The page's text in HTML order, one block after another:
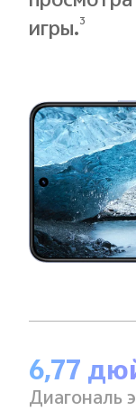
игры.3
6,77
Диагональ